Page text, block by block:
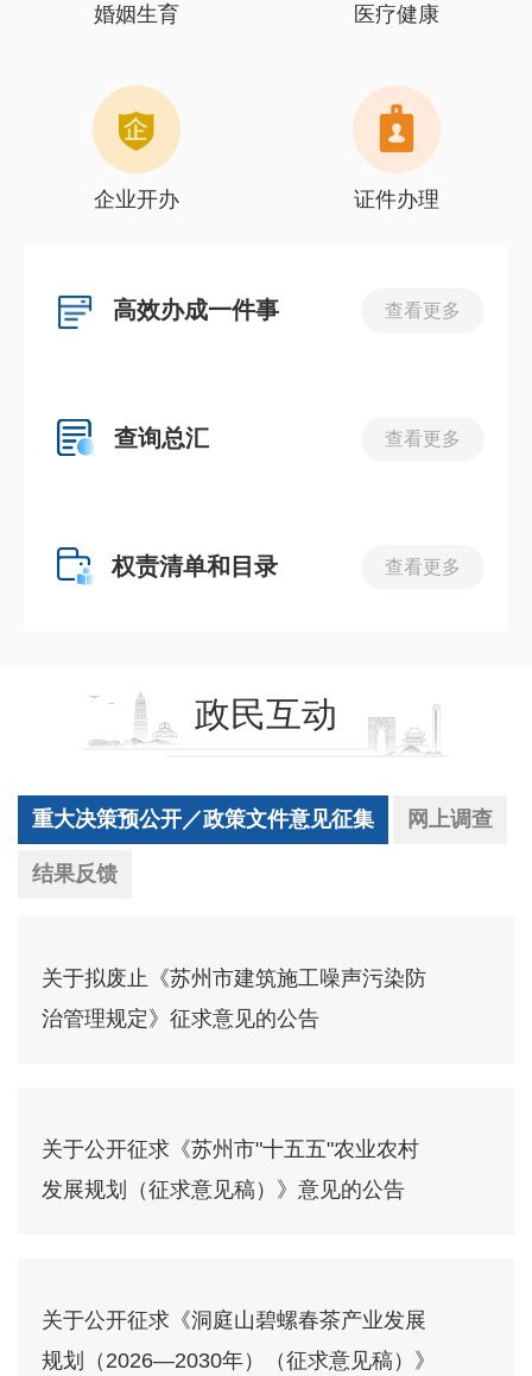
婚姻生育 医疗健康
企业开办 证件办理
高效办成一件事 查看更多
查询总汇 查看更多
权责清单和目录 查看更多
政民互动
重大决策预公开／政策文件意见征集 网上调查
结果反馈
关于拟废止《苏州市建筑施工噪声污染防
治管理规定》征求意见的公告
关于公开征求《苏州市"十五五"农业农村
发展规划（征求意见稿）》意见的公告
关于公开征求《洞庭山碧螺春茶产业发展
规划（2026—2030年）（征求意见稿）》